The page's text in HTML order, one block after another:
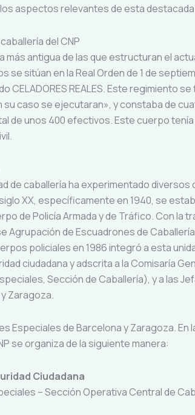
aspectos relevantes de esta destacada
del CNP
más antigua de las que estructuran el
se sitúan en la Real Orden de 1 de
CELADORES REALES. Este regimiento
caso se ejecutaran», y constaba de
de unos 400 efectivos. Este cuerpo
de caballería ha experimentado
XX, específicamente en 1940, se
de Policía Armada y de Tráfico. Con la
Agrupación de Escuadrones de
policiales en 1986 integró a esta
ciudadana y adscrita a la Comisaría
Sección de Caballería), y a las
Zaragoza.
Especiales de Barcelona y Zaragoza. En
se organiza de la siguiente manera:
Ciudadana
– Sección Operativa Central de